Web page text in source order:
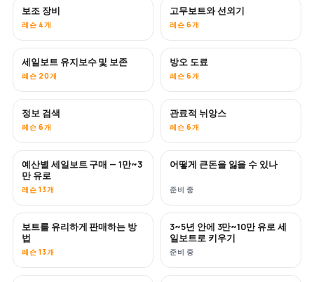
보조 장비
레슨 4개
고무보트와 선외기
레슨 6개
세일보트 유지보수 및 보존
레슨 20개
곧 공개
방오 도료
레슨 6개
정보 검색
레슨 6개
관료적 뉘앙스
레슨 6개
곧 공개
예산별 세일보트 구매 — 1만~3
만 유로
레슨 13개
곧 공개
어떻게 큰돈을 잃을 수 있나
준비 중
신규
보트를 유리하게 판매하는 방
법
레슨 13개
신규
3~5년 안에 3만~10만 유로 세
일보트로 키우기
준비 중